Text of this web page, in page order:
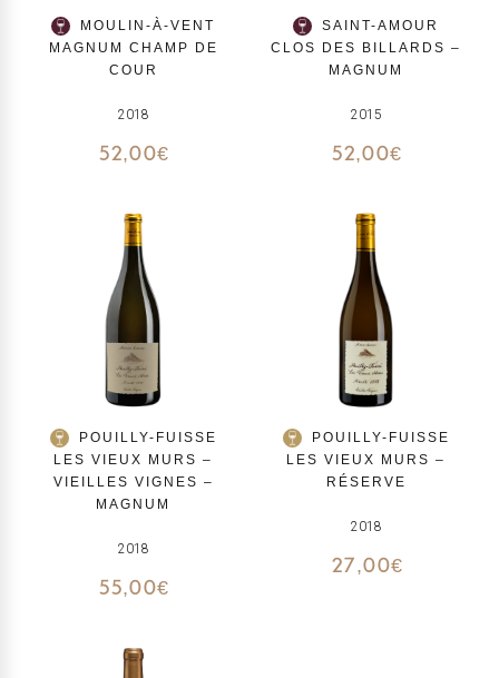
MOULIN-À-VENT
MAGNUM CHAMP DE
COUR
2018
52,00€
SAINT-AMOUR
CLOS DES BILLARDS –
MAGNUM
2015
52,00€
POUILLY-FUISSE
LES VIEUX MURS –
VIEILLES VIGNES –
MAGNUM
2018
55,00€
POUILLY-FUISSE
LES VIEUX MURS –
RÉSERVE
2018
27,00€